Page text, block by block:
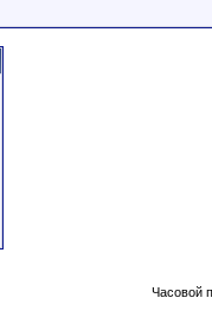
Часовой